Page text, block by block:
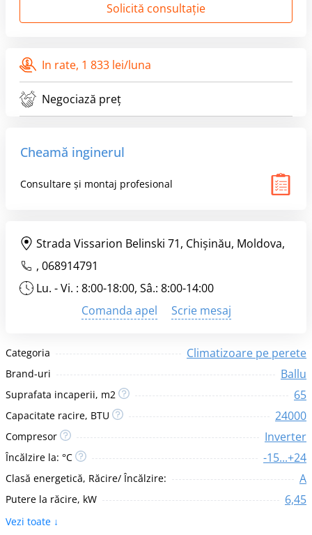
Categoria Climatizoare pe perete
Brand-uri Ballu
Suprafata incaperii, m2 65
Capacitate racire, BTU 24000
Compresor Inverter
Încălzire la: °C -15...+24
Clasă energetică, Răcire/ Încălzire: A
Putere la răcire, kW 6,45
Vezi toate ↓
Solicită consultație
In rate, 1 833 lei/luna
Negociază preț
Cheamă inginerul
Consultare și montaj profesional
Strada Vissarion Belinski 71, Chişinău, Moldova,
, 068914791
Lu. - Vi. : 8:00-18:00, Sâ.: 8:00-14:00
Comanda apel
Scrie mesaj